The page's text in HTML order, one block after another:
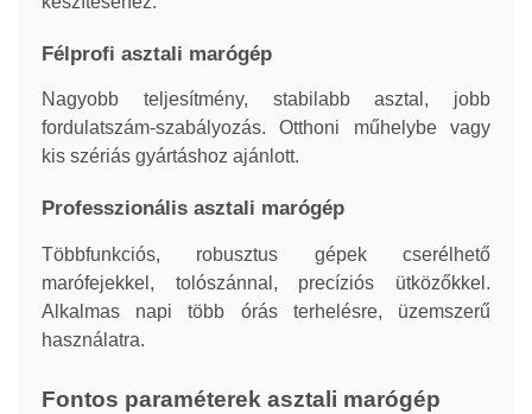
Félprofi asztali marógép
Nagyobb teljesítmény, stabilabb asztal, jobb
fordulatszám-szabályozás. Otthoni műhelybe vagy
kis szériás gyártáshoz ajánlott.
Professzionális asztali marógép
Többfunkciós, robusztus gépek cserélhető
marófejekkel, tolószánnal, precíziós ütközőkkel.
Alkalmas napi több órás terhelésre, üzemszerű
használatra.
Fontos paraméterek asztali marógép